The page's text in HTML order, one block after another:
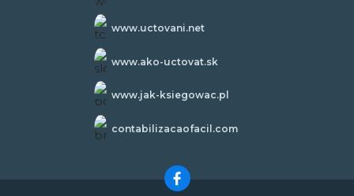
www.uctovani.net
www.ako-uctovat.sk
www.jak-ksiegowac.pl
contabilizacaofacil.com